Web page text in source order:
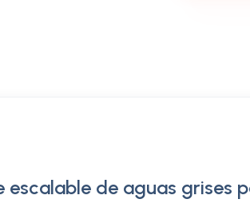
escalable de aguas grises